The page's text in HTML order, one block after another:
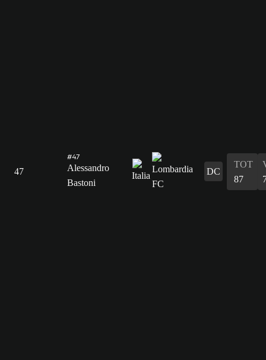
47
#47
Alessandro
Bastoni
DC
TOT
87